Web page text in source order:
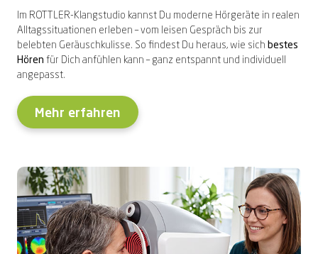
Im ROTTLER-Klangstudio kannst Du moderne Hörgeräte in realen
Alltagssituationen erleben – vom leisen Gespräch bis zur
belebten Geräuschkulisse. So findest Du heraus, wie sich bestes
Hören für Dich anfühlen kann – ganz entspannt und individuell
angepasst.
Mehr erfahren